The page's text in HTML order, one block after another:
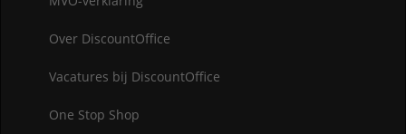
Over DiscountOffice
Vacatures bij DiscountOffice
One Stop Shop